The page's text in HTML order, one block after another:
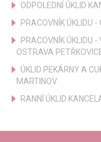
ODPOLEDNÍ ÚKLID
PRACOVNÍK ÚKLIDU
PRACOVNÍK ÚKLIDU
OSTRAVA
ÚKLID PEKÁRNY A
MARTINOV
RANNÍ ÚKLID